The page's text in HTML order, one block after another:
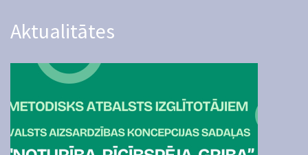
Aktualitātes